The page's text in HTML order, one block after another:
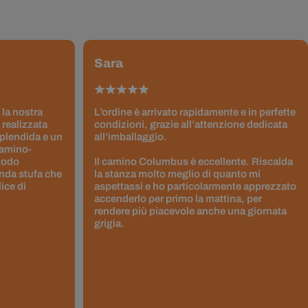
nostra
realizzata
e un
stufa che
di
Sara
L’ordine è arrivato rapidamente e in perfette
condizioni, grazie all’attenzione dedicata
all’imballaggio.
Il camino Columbus è eccellente. Riscalda
la stanza molto meglio di quanto mi
aspettassi e ho particolarmente apprezzato
accenderlo per primo la mattina, per
rendere più piacevole anche una giornata
grigia.